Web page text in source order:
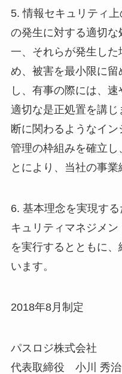
5. 情報セキュリティ
の発生に対する適切
一、それらが発生し
め、被害を最小限に
し、有事の際には、速
適切な是正処置を講
断に関わるようなイ
管理の枠組みを確立
とにより、当社の事業
6. 基本理念を実現す
キュリティマネジメ
を実行するとともに
います。
2018年8月制定
パスロジ株式会社
代表取締役 小川 秀治